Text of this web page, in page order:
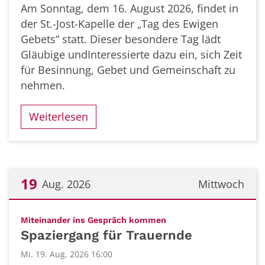
Am Sonntag, dem 16. August 2026, findet in
der St.-Jost-Kapelle der „Tag des Ewigen
Gebets“ statt. Dieser besondere Tag lädt
Gläubige undInteressierte dazu ein, sich Zeit
für Besinnung, Gebet und Gemeinschaft zu
nehmen.
Weiterlesen
Mittwoch
19 Aug. 2026
Miteinander ins Gespräch kommen
Spaziergang für Trauernde
Mi. 19. Aug. 2026 16:00